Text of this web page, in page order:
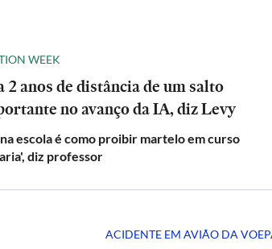
WEEK
2 anos de distância de um salto
muito importante no avanço da IA, diz Levy
escola é como proibir martelo em curso
diz professor
ACIDENTE EM AVIÃO DA